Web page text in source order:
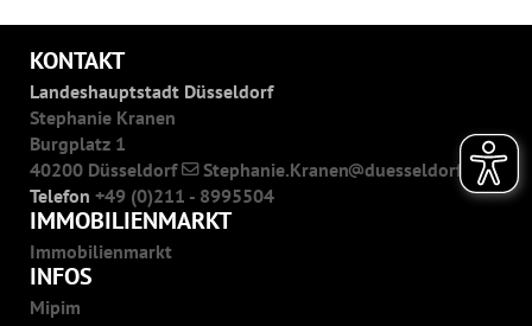
KONTAKT
Landeshauptstadt Düsseldorf
Stephanie Kranen
Burgplatz 1
40200 Düsseldorf
Stephanie.Kranen
duesseldorf.de
Telefon +49 (0)211 - 8995504
IMMOBILIENMARKT
Immobilienmarkt
INFOS
Mipim